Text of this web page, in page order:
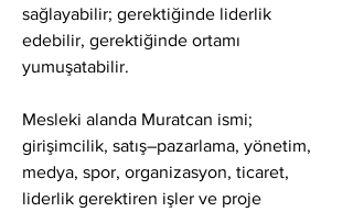
sağlayabilir; gerektiğinde liderlik
edebilir, gerektiğinde ortamı
yumuşatabilir.
Mesleki alanda Muratcan ismi;
girişimcilik, satış–pazarlama, yönetim,
medya, spor, organizasyon, ticaret,
liderlik gerektiren işler ve proje